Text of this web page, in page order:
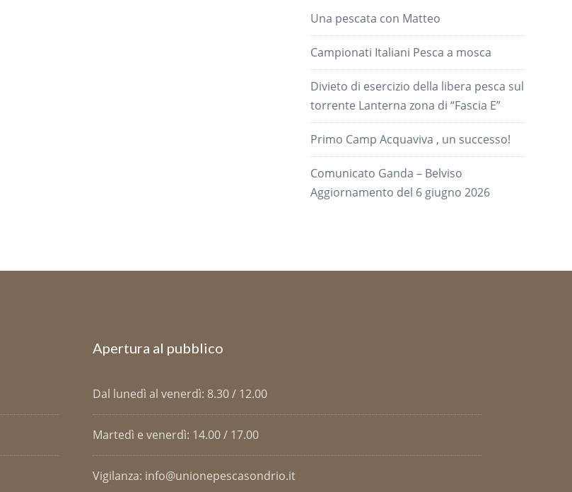
Una pescata con Matteo
Campionati Italiani Pesca a mosca
Divieto di esercizio della libera pesca sul
torrente Lanterna zona di “Fascia E”
Primo Camp Acquaviva , un successo!
Comunicato Ganda – Belviso
Aggiornamento del 6 giugno 2026
Apertura al pubblico
Dal lunedì al venerdì: 8.30 / 12.00
Martedì e venerdì: 14.00 / 17.00
Vigilanza: info@unionepescasondrio.it